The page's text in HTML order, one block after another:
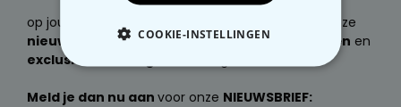
op jouw volgende bestelling. Wil je e-mails over onze
nieuwste producten, geweldige cadeau ideeën en
exclusieve kortingen
Meld je dan nu aan voor onze NIEUWSBRIEF:
COOKIE-INSTELLINGEN